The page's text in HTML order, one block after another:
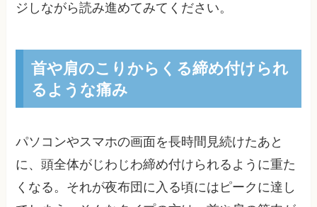
ジしながら読み進めてみてください。
首や肩のこりからくる締め付けられ
るような痛み
パソコンやスマホの画面を長時間見続けたあと
に、頭全体がじわじわ締め付けられるように重た
くなる。それが夜布団に入る頃にはピークに達し